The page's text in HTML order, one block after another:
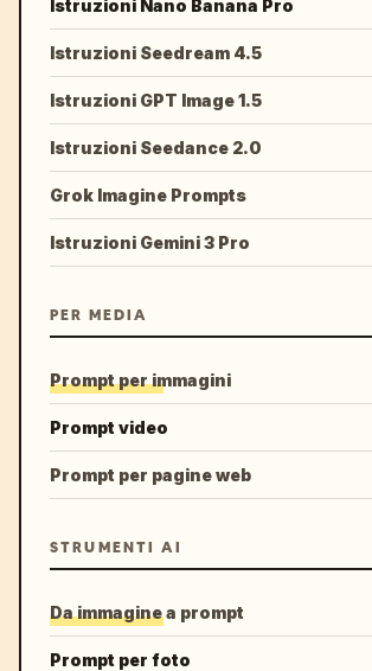
Istruzioni Nano Banana Pro
Istruzioni Seedream 4.5
Istruzioni GPT Image 1.5
Istruzioni Seedance 2.0
Grok Imagine Prompts
Istruzioni Gemini 3 Pro
PER MEDIA
Prompt per immagini
Prompt video
Prompt per pagine web
STRUMENTI AI
Da immagine a prompt
Prompt per foto